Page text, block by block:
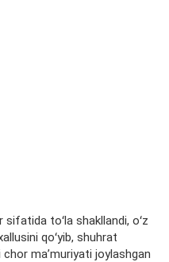
sifatida toʻla shakllandi, oʻz
qoʻyib, shuhrat
maʼmuriyati joylashgan